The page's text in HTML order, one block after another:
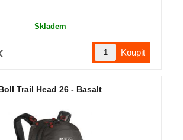
Skladem
Trail Head 26 - Basalt